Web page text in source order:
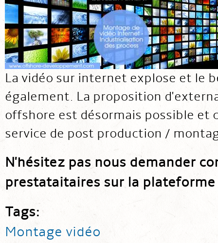
La vidéo sur internet explose et le
également. La proposition
offshore est désormais possible et
service de post production /
N'hésitez pas nous demander
prestataitaires sur la plateforme
Tags:
Montage vidéo